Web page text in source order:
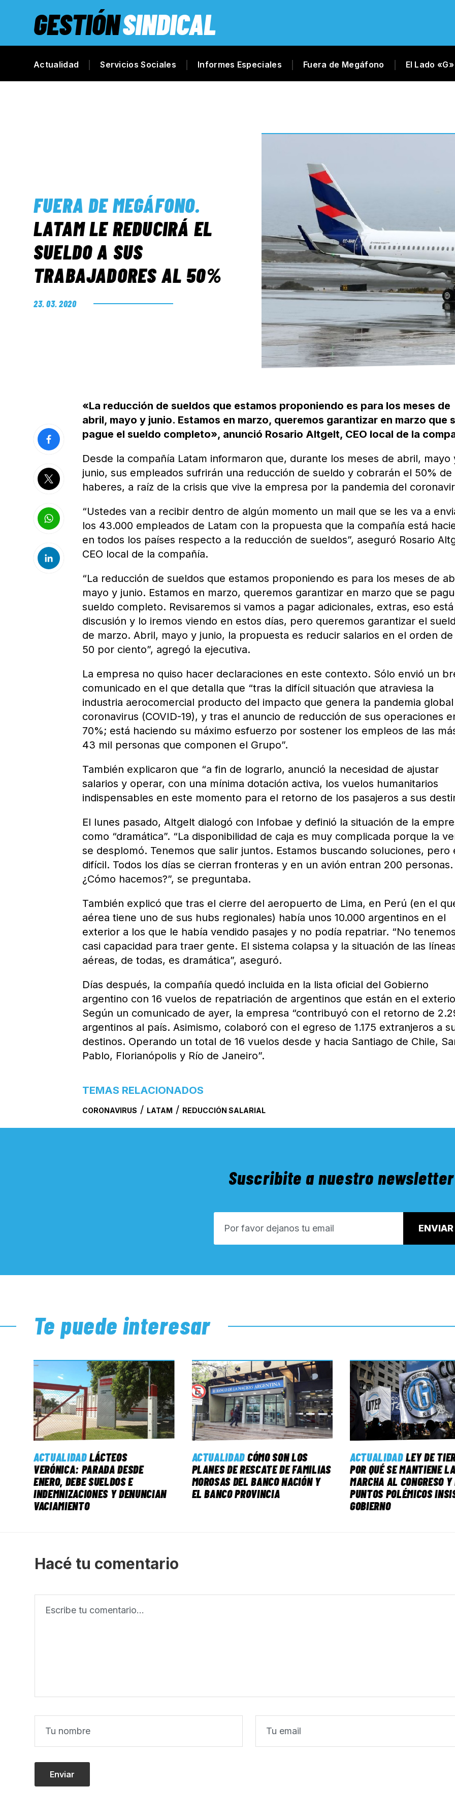
GESTIÓNSINDICAL
Actualidad Servicios Sociales Informes Especiales Fuera de Megáfono El Lado «G»
FUERA DE MEGÁFONO.
LATAM LE REDUCIRÁ EL
SUELDO A SUS
TRABAJADORES AL 50%
23. 03. 2020
«La reducción de sueldos que estamos proponiendo es para los meses de
abril, mayo y junio. Estamos en marzo, queremos garantizar en marzo que
pague el sueldo completo», anunció Rosario Altgelt, CEO local de la
Desde la compañía Latam informaron que, durante los meses de abril, mayo
junio, sus empleados sufrirán una reducción de sueldo y cobrarán el 50% de
haberes, a raíz de la crisis que vive la empresa por la pandemia del
“Ustedes van a recibir dentro de algún momento un mail que se les va a
los 43.000 empleados de Latam con la propuesta que la compañía está
en todos los países respecto a la reducción de sueldos”, aseguró Rosario
CEO local de la compañía.
“La reducción de sueldos que estamos proponiendo es para los meses de
mayo y junio. Estamos en marzo, queremos garantizar en marzo que se
sueldo completo. Revisaremos si vamos a pagar adicionales, extras, eso
discusión y lo iremos viendo en estos días, pero queremos garantizar el
de marzo. Abril, mayo y junio, la propuesta es reducir salarios en el orden de
50 por ciento”, agregó la ejecutiva.
La empresa no quiso hacer declaraciones en este contexto. Sólo envió un
comunicado en el que detalla que “tras la difícil situación que atraviesa la
industria aerocomercial producto del impacto que genera la pandemia
coronavirus (COVID-19), y tras el anuncio de reducción de sus operaciones
70%; está haciendo su máximo esfuerzo por sostener los empleos de las
43 mil personas que componen el Grupo”.
También explicaron que “a fin de lograrlo, anunció la necesidad de ajustar
salarios y operar, con una mínima dotación activa, los vuelos humanitarios
indispensables en este momento para el retorno de los pasajeros a sus
El lunes pasado, Altgelt dialogó con Infobae y definió la situación de la
como “dramática”. “La disponibilidad de caja es muy complicada porque la
se desplomó. Tenemos que salir juntos. Estamos buscando soluciones, pero
difícil. Todos los días se cierran fronteras y en un avión entran 200 personas.
¿Cómo hacemos?”, se preguntaba.
También explicó que tras el cierre del aeropuerto de Lima, en Perú (en el
aérea tiene uno de sus hubs regionales) había unos 10.000 argentinos en el
exterior a los que le había vendido pasajes y no podía repatriar. “No tenemos
casi capacidad para traer gente. El sistema colapsa y la situación de las
aéreas, de todas, es dramática”, aseguró.
Días después, la compañía quedó incluida en la lista oficial del Gobierno
argentino con 16 vuelos de repatriación de argentinos que están en el
Según un comunicado de ayer, la empresa “contribuyó con el retorno de
argentinos al país. Asimismo, colaboró con el egreso de 1.175 extranjeros a
destinos. Operando un total de 16 vuelos desde y hacia Santiago de Chile,
Pablo, Florianópolis y Río de Janeiro”.
TEMAS RELACIONADOS
CORONAVIRUS / LATAM / REDUCCIÓN SALARIAL
Suscribite a nuestro newsletter
Te puede interesar
ACTUALIDAD LÁCTEOS
VERÓNICA: PARADA DESDE
ENERO, DEBE SUELDOS E
INDEMNIZACIONES Y DENUNCIAN
VACIAMIENTO
ACTUALIDADCÓMO SON LOS
PLANES DE RESCATE DE FAMILIAS
MOROSAS DEL BANCO NACIÓN Y
EL BANCO PROVINCIA
ACTUALIDAD LEY DE
POR QUÉ SE MANTIENE LA
MARCHA AL CONGRESO Y
PUNTOS POLÉMICOS
GOBIERNO
Hacé tu comentario